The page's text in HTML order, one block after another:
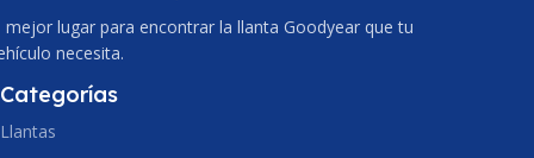
PERFIL 65
ARO 14
185
mejor lugar para encontrar la llanta Goodyear que tu
necesita.
Categorías
Llantas